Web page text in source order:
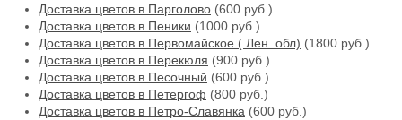
Доставка цветов в Парголово (600 руб.)
Доставка цветов в Пеники (1000 руб.)
Доставка цветов в Первомайское ( Лен. обл) (1800 руб.)
Доставка цветов в Перекюля (900 руб.)
Доставка цветов в Песочный (600 руб.)
Доставка цветов в Петергоф (800 руб.)
Доставка цветов в Петро-Славянка (600 руб.)